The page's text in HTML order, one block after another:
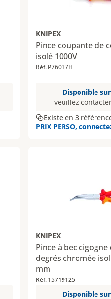
KNIPEX
Pince coupante de
isolé 1000V
Réf. P76017H
Disponible
veuillez
Existe en 3
PRIX PERSO,
KNIPEX
Pince à bec
degrés chromée
mm
Réf. 15719125
Disponible